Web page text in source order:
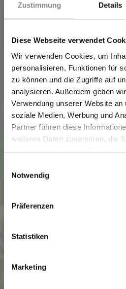
Zustimmung Details
Diese Webseite verwendet
Wir verwenden Cookies, um
personalisieren, Funktionen für
zu können und die Zugriffe auf
analysieren. Außerdem geben
Verwendung unserer Website
soziale Medien, Werbung und
Partner führen diese
weiteren Daten zusammen, die
Notwendig
Präferenzen
Statistiken
Marketing